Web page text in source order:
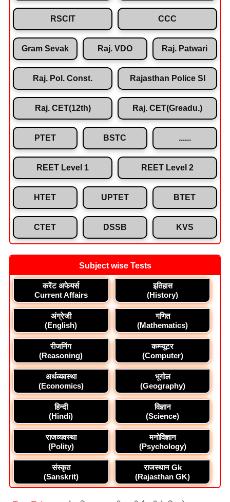
RSCIT CCC
Gram Sevak Raj. VDO Raj. Patwari
Raj. Pol. Const. Rajasthan Police SI
Raj. CET(12th) Raj. CET(Greadu.)
PTET BSTC
REET Level 1 REET Level 2
HTET UPTET BTET
CTET DSSB KVS
Subject wise Tests
करेंट अफेयर्स
Current Affairs
इतिहास
(History)
अंग्रेजी
(English)
गणित
(Mathematics)
रीजनिंग
(Reasoning)
कम्प्यूटर
(Computer)
अर्थव्यवस्था
(Economics)
भूगोल
(Geography)
हिन्दी
(Hindi)
विज्ञान
(Science)
राजव्यवस्था
(Polity)
मनोविज्ञान
(Psychology)
संस्कृत
(Sanskrit)
राजस्थान Gk
(Rajasthan GK)